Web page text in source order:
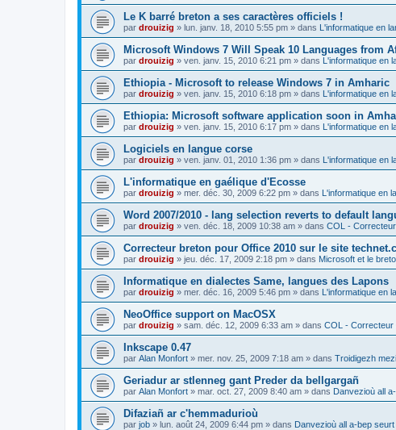
Le K barré breton a ses caractères officiels !
par drouizig » lun. janv. 18, 2010 5:55 pm » dans L'informatique en
Microsoft Windows 7 Will Speak 10 Languages from
par drouizig » ven. janv. 15, 2010 6:21 pm » dans L'informatique en
Ethiopia - Microsoft to release Windows 7 in Amharic
par drouizig » ven. janv. 15, 2010 6:18 pm » dans L'informatique en
Ethiopia: Microsoft software application soon in
par drouizig » ven. janv. 15, 2010 6:17 pm » dans L'informatique en
Logiciels en langue corse
par drouizig » ven. janv. 01, 2010 1:36 pm » dans L'informatique en
L'informatique en gaélique d'Ecosse
par drouizig » mer. déc. 30, 2009 6:22 pm » dans L'informatique en
Word 2007/2010 - lang selection reverts to default
par drouizig » ven. déc. 18, 2009 10:38 am » dans COL -
Correcteur breton pour Office 2010 sur le site
par drouizig » jeu. déc. 17, 2009 2:18 pm » dans Microsoft et le
Informatique en dialectes Same, langues des Lapons
par drouizig » mer. déc. 16, 2009 5:46 pm » dans L'informatique en
NeoOffice support on MacOSX
par drouizig » sam. déc. 12, 2009 6:33 am » dans COL - Correcteur
Inkscape 0.47
par Alan Monfort » mer. nov. 25, 2009 7:18 am » dans Troidigezh
Geriadur ar stlenneg gant Preder da bellgargañ
par Alan Monfort » mar. oct. 27, 2009 8:40 am » dans Danvezioù all
Difaziañ ar c'hemmadurioù
par job » lun. août 24, 2009 6:44 pm » dans Danvezioù all a-bep seurt